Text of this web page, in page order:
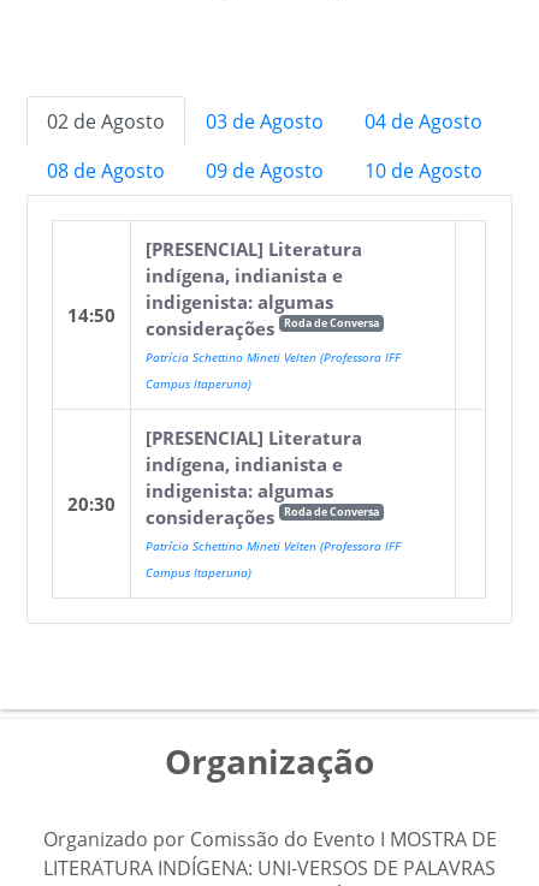
02 de Agosto 03 de Agosto
04 de Agosto
08 de Agosto
09 de Agosto 10 de Agosto
14:50
[PRESENCIAL] Literatura
indígena, indianista e
indigenista: algumas
considerações Roda de Conversa
Patrícia Schettino Mineti Velten (Professora IFF
Campus Itaperuna)
20:30
[PRESENCIAL] Literatura
indígena, indianista e
indigenista: algumas
considerações Roda de Conversa
Patrícia Schettino Mineti Velten (Professora IFF
Campus Itaperuna)
Organização
Organizado por Comissão do Evento I MOSTRA DE
LITERATURA INDÍGENA: UNI-VERSOS DE PALAVRAS